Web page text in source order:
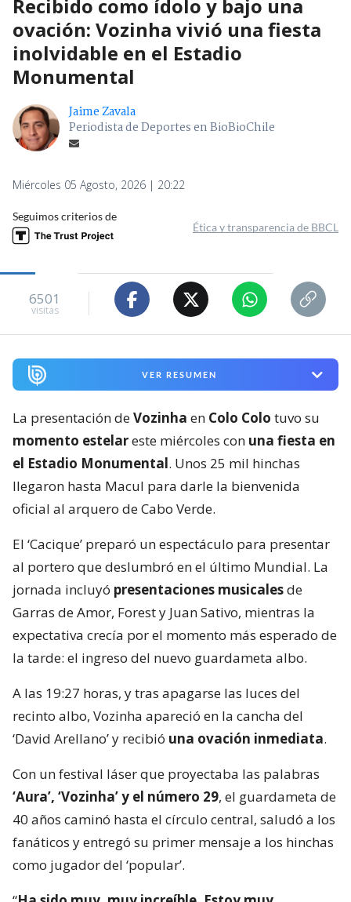
Recibido como ídolo y bajo una
ovación: Vozinha vivió una fiesta
inolvidable en el Estadio
Monumental
Jaime Zavala
Periodista de Deportes en BioBioChile
Miércoles 05 Agosto, 2026 | 20:22
Seguimos criterios de
Ética y transparencia de BBCL
6501
visitas
VER RESUMEN
La presentación deVozinha en Colo Colo tuvo su
momento estelareste miércoles con una fiesta en
el Estadio Monumental. Unos 25 mil hinchas
llegaron hasta Macul para darle la bienvenida
oficial al arquero de Cabo Verde.
El ‘Cacique’ preparó un espectáculo para presentar
al portero que deslumbró en el último Mundial. La
jornada incluyó presentaciones musicalesde
Garras de Amor, Forest y Juan Sativo, mientras la
expectativa crecía por el momento más esperado de
la tarde: el ingreso del nuevo guardameta albo.
A las 19:27 horas, y tras apagarse las luces del
recinto albo, Vozinha apareció en la cancha del
‘David Arellano’ y recibió una ovación inmediata.
Con un festival láser que proyectaba las palabras
‘Aura’, ‘Vozinha’ y el número 29, el guardameta de
40 años caminó hasta el círculo central, saludó a los
fanáticos y entregó su primer mensaje a los hinchas
como jugador del ‘popular’.